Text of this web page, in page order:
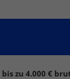
bis zu 4.000 €